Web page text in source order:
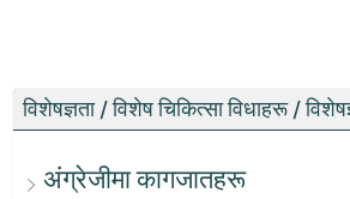
विशेषज्ञता / विशेष चिकित्सा विधाहरू /
अंग्रेजीमा कागजातहरू